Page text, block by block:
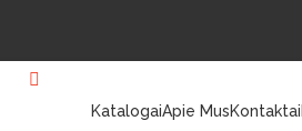
KatalogaiApie MusKontaktai